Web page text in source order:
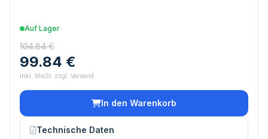
Auf Lager
104.84 €
99.84 €
inkl. MwSt. zzgl. Versand
In den Warenkorb
Technische Daten